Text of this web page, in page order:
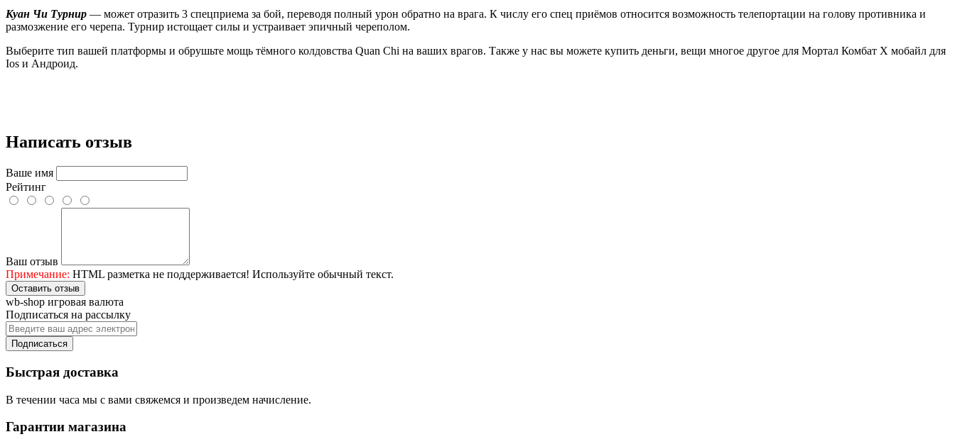
Куан Чи Турнир — может отразить 3 спецприема за бой, переводя полный урон обратно на врага. К числу его спец приёмов относится возможность телепортации на голову противника и
размозжение его черепа. Турнир истощает силы и устраивает эпичный череполом.
Выберите тип вашей платформы и обрушьте мощь тёмного колдовства Quan Chi на ваших врагов. Также у нас вы можете купить деньги, вещи многое другое для Мортал Комбат Х мобайл для
Ios и Андроид.
Написать отзыв
Ваше имя
Рейтинг
Ваш отзыв
Примечание: HTML разметка не поддерживается! Используйте обычный текст.
Оставить отзыв
wb-shop игровая валюта
Подписаться на рассылку
Подписаться
Быстрая доставка
В течении часа мы с вами свяжемся и произведем начисление.
Гарантии магазина